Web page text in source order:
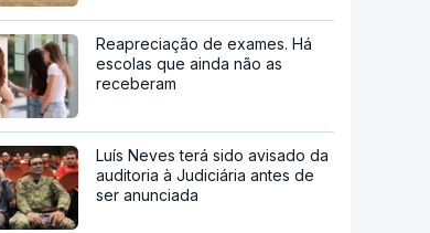
Reapreciação de exames. Há
escolas que ainda não as
receberam
Luís Neves terá sido avisado da
auditoria à Judiciária antes de
ser anunciada